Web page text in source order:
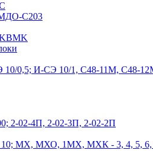
С203
0,5; И-СЭ 10/1, С48-11М,
2-02-4П, 2-02-3П, 2-02-2П
10; МХ, МХО, 1МХ, МХК - 3, 4,